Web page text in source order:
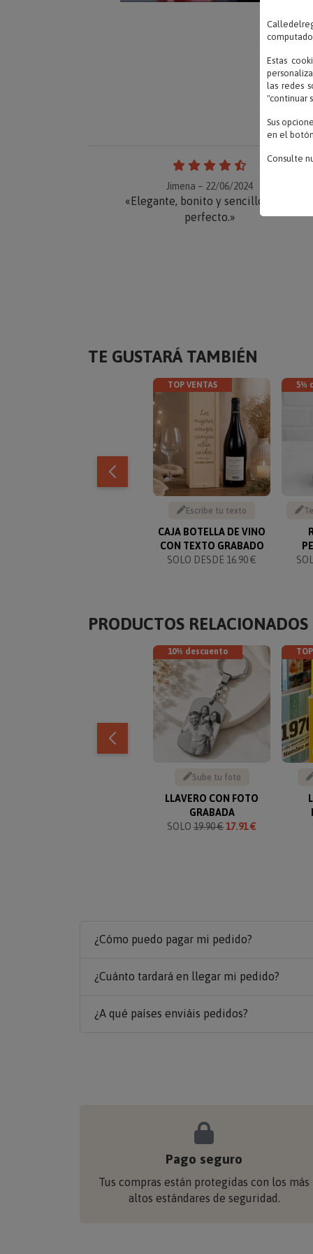
Jimena – 22/06/2024
«Elegante, bonito y sencillo. Todo
perfecto.»
TE GUSTARÁ TAMBIÉN
TOP VENTAS
Escribe tu texto
CAJA BOTELLA DE VINO
CON TEXTO GRABADO
SOLO DESDE 16.90 €
5%
PRODUCTOS RELACIONADOS
10% descuento
Sube tu foto
LLAVERO CON FOTO
GRABADA
SOLO19.90 €17.91 €
¿Cómo puedo pagar mi pedido?
¿Cuánto tardará en llegar mi pedido?
¿A qué países enviáis pedidos?
Pago seguro
Tus compras están protegidas con los más
altos estándares de seguridad.
Estas
las redes
"continuar
Sus
en el
Consulte